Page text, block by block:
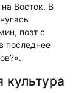
Восток. В
поэт с
последнее